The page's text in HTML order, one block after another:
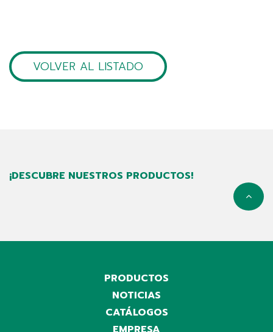
VOLVER AL LISTADO
¡DESCUBRE NUESTROS PRODUCTOS!
PRODUCTOS
NOTICIAS
CATÁLOGOS